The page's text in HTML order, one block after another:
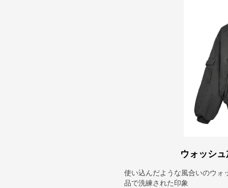
ウォッシ
使い込んだような風合いのウォ
品で洗練された印象